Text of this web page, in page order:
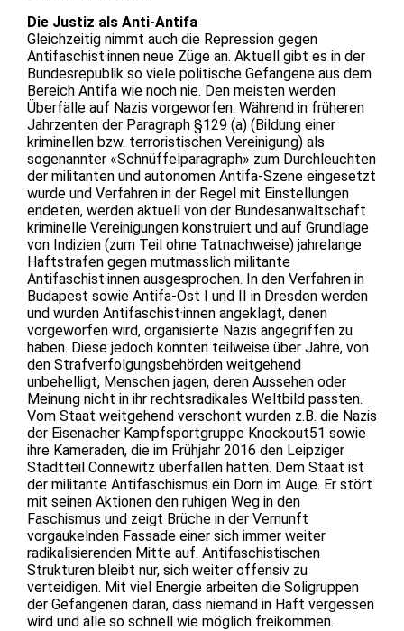
Die Justiz als Anti-Antifa
Gleichzeitig nimmt auch die Repression gegen
Antifaschist·innen neue Züge an. Aktuell gibt es in der
Bundesrepublik so viele politische Gefangene aus dem
Bereich Antifa wie noch nie. Den meisten werden
Überfälle auf Nazis vorgeworfen. Während in früheren
Jahrzenten der Paragraph §129 (a) (Bildung einer
kriminellen bzw. terroristischen Vereinigung) als
sogenannter «Schnüffelparagraph» zum Durchleuchten
der militanten und autonomen Antifa-Szene eingesetzt
wurde und Verfahren in der Regel mit Einstellungen
endeten, werden aktuell von der Bundesanwaltschaft
kriminelle Vereinigungen konstruiert und auf Grundlage
von Indizien (zum Teil ohne Tatnachweise) jahrelange
Haftstrafen gegen mutmasslich militante
Antifaschist·innen ausgesprochen. In den Verfahren in
Budapest sowie Antifa-Ost I und II in Dresden werden
und wurden Antifaschist·innen angeklagt, denen
vorgeworfen wird, organisierte Nazis angegriffen zu
haben. Diese jedoch konnten teilweise über Jahre, von
den Strafverfolgungsbehörden weitgehend
unbehelligt, Menschen jagen, deren Aussehen oder
Meinung nicht in ihr rechtsradikales Weltbild passten.
Vom Staat weitgehend verschont wurden z.B. die Nazis
der Eisenacher Kampfsportgruppe Knockout51 sowie
ihre Kameraden, die im Frühjahr 2016 den Leipziger
Stadtteil Connewitz überfallen hatten. Dem Staat ist
der militante Antifaschismus ein Dorn im Auge. Er stört
mit seinen Aktionen den ruhigen Weg in den
Faschismus und zeigt Brüche in der Vernunft
vorgaukelnden Fassade einer sich immer weiter
radikalisierenden Mitte auf. Antifaschistischen
Strukturen bleibt nur, sich weiter offensiv zu
verteidigen. Mit viel Energie arbeiten die Soligruppen
der Gefangenen daran, dass niemand in Haft vergessen
wird und alle so schnell wie möglich freikommen.